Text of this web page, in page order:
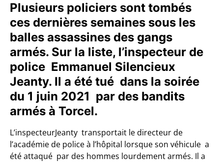
Plusieurs policiers sont tombés
ces dernières semaines sous les
balles assassines des gangs
armés. Sur la liste, l’inspecteur de
police Emmanuel Silencieux
Jeanty. Il a été tué dans la soirée
du 1 juin 2021 par des bandits
armés à Torcel.
L’inspecteurJeanty transportait le directeur de
l’académie de police à l’hôpital lorsque son véhicule a
été attaqué par des hommes lourdement armés. Il a